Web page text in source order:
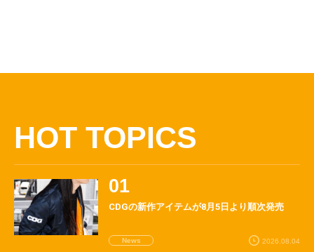
HOT TOPICS
CDGの新作アイテムが8月5日より順次発売
News 2026.08.04